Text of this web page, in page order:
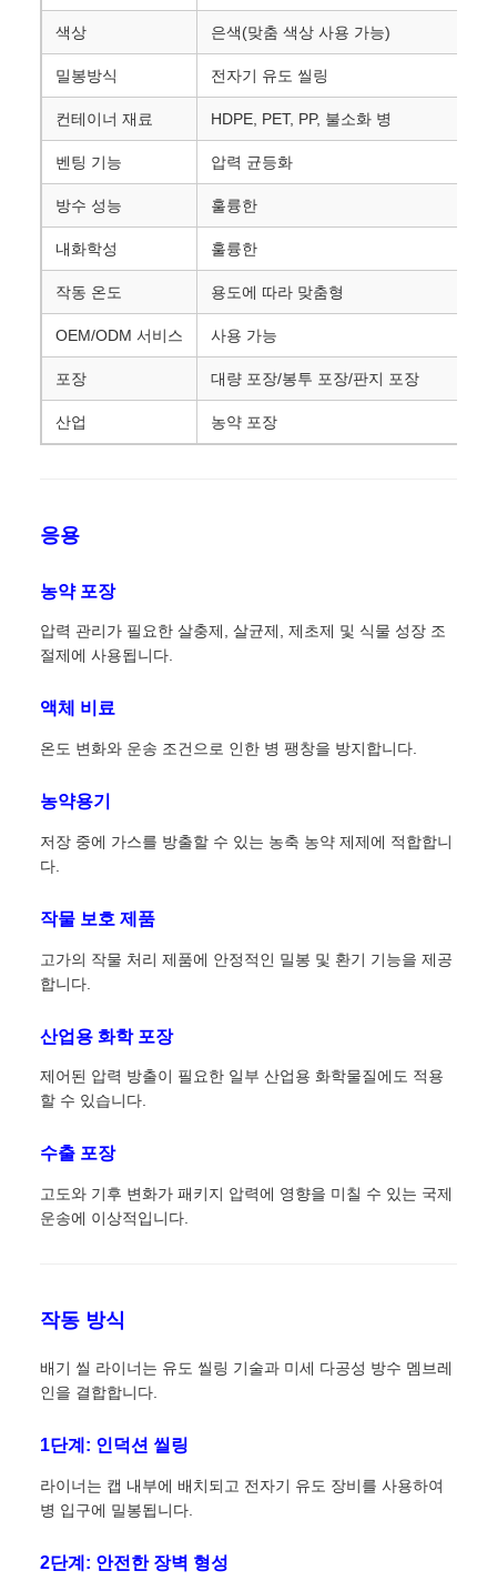
색상 은색(맞춤 색상 사용 가능)
밀봉방식 전자기 유도 씰링
컨테이너 재료 HDPE, PET, PP, 불소화 병
벤팅 기능 압력 균등화
방수 성능 훌륭한
내화학성 훌륭한
작동 온도 용도에 따라 맞춤형
OEM/ODM 서비스 사용 가능
포장 대량 포장/봉투 포장/판지 포장
산업 농약 포장
응용
농약 포장
압력 관리가 필요한 살충제, 살균제, 제초제 및 식물 성장 조
절제에 사용됩니다.
액체 비료
온도 변화와 운송 조건으로 인한 병 팽창을 방지합니다.
농약용기
저장 중에 가스를 방출할 수 있는 농축 농약 제제에 적합합니
다.
작물 보호 제품
고가의 작물 처리 제품에 안정적인 밀봉 및 환기 기능을 제공
합니다.
산업용 화학 포장
제어된 압력 방출이 필요한 일부 산업용 화학물질에도 적용
할 수 있습니다.
수출 포장
고도와 기후 변화가 패키지 압력에 영향을 미칠 수 있는 국제
운송에 이상적입니다.
작동 방식
배기 씰 라이너는 유도 씰링 기술과 미세 다공성 방수 멤브레
인을 결합합니다.
1단계: 인덕션 씰링
라이너는 캡 내부에 배치되고 전자기 유도 장비를 사용하여
병 입구에 밀봉됩니다.
2단계: 안전한 장벽 형성